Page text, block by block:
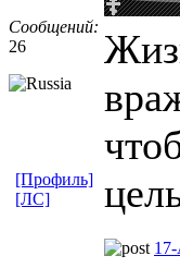
Сообщений:
26
[Профиль]
[ЛС]